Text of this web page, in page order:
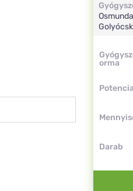
orma
Potencia
Darab